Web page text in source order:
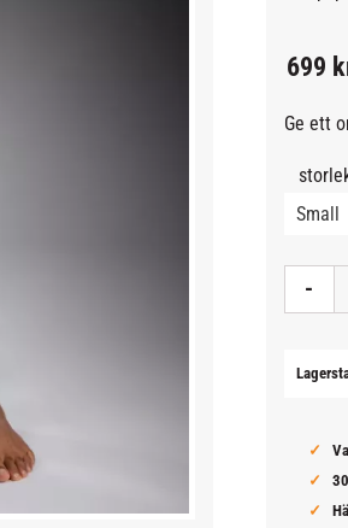
699
-
Ge ett